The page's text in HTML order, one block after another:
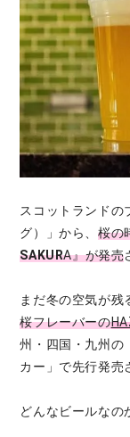
スコットランドの
グ）」から、 桜の
SAKURA』が発売
まだ冬の空気が残
桜フレーバーの
州・四国・九州の
カー」で先⾏発売
どんなビールなの